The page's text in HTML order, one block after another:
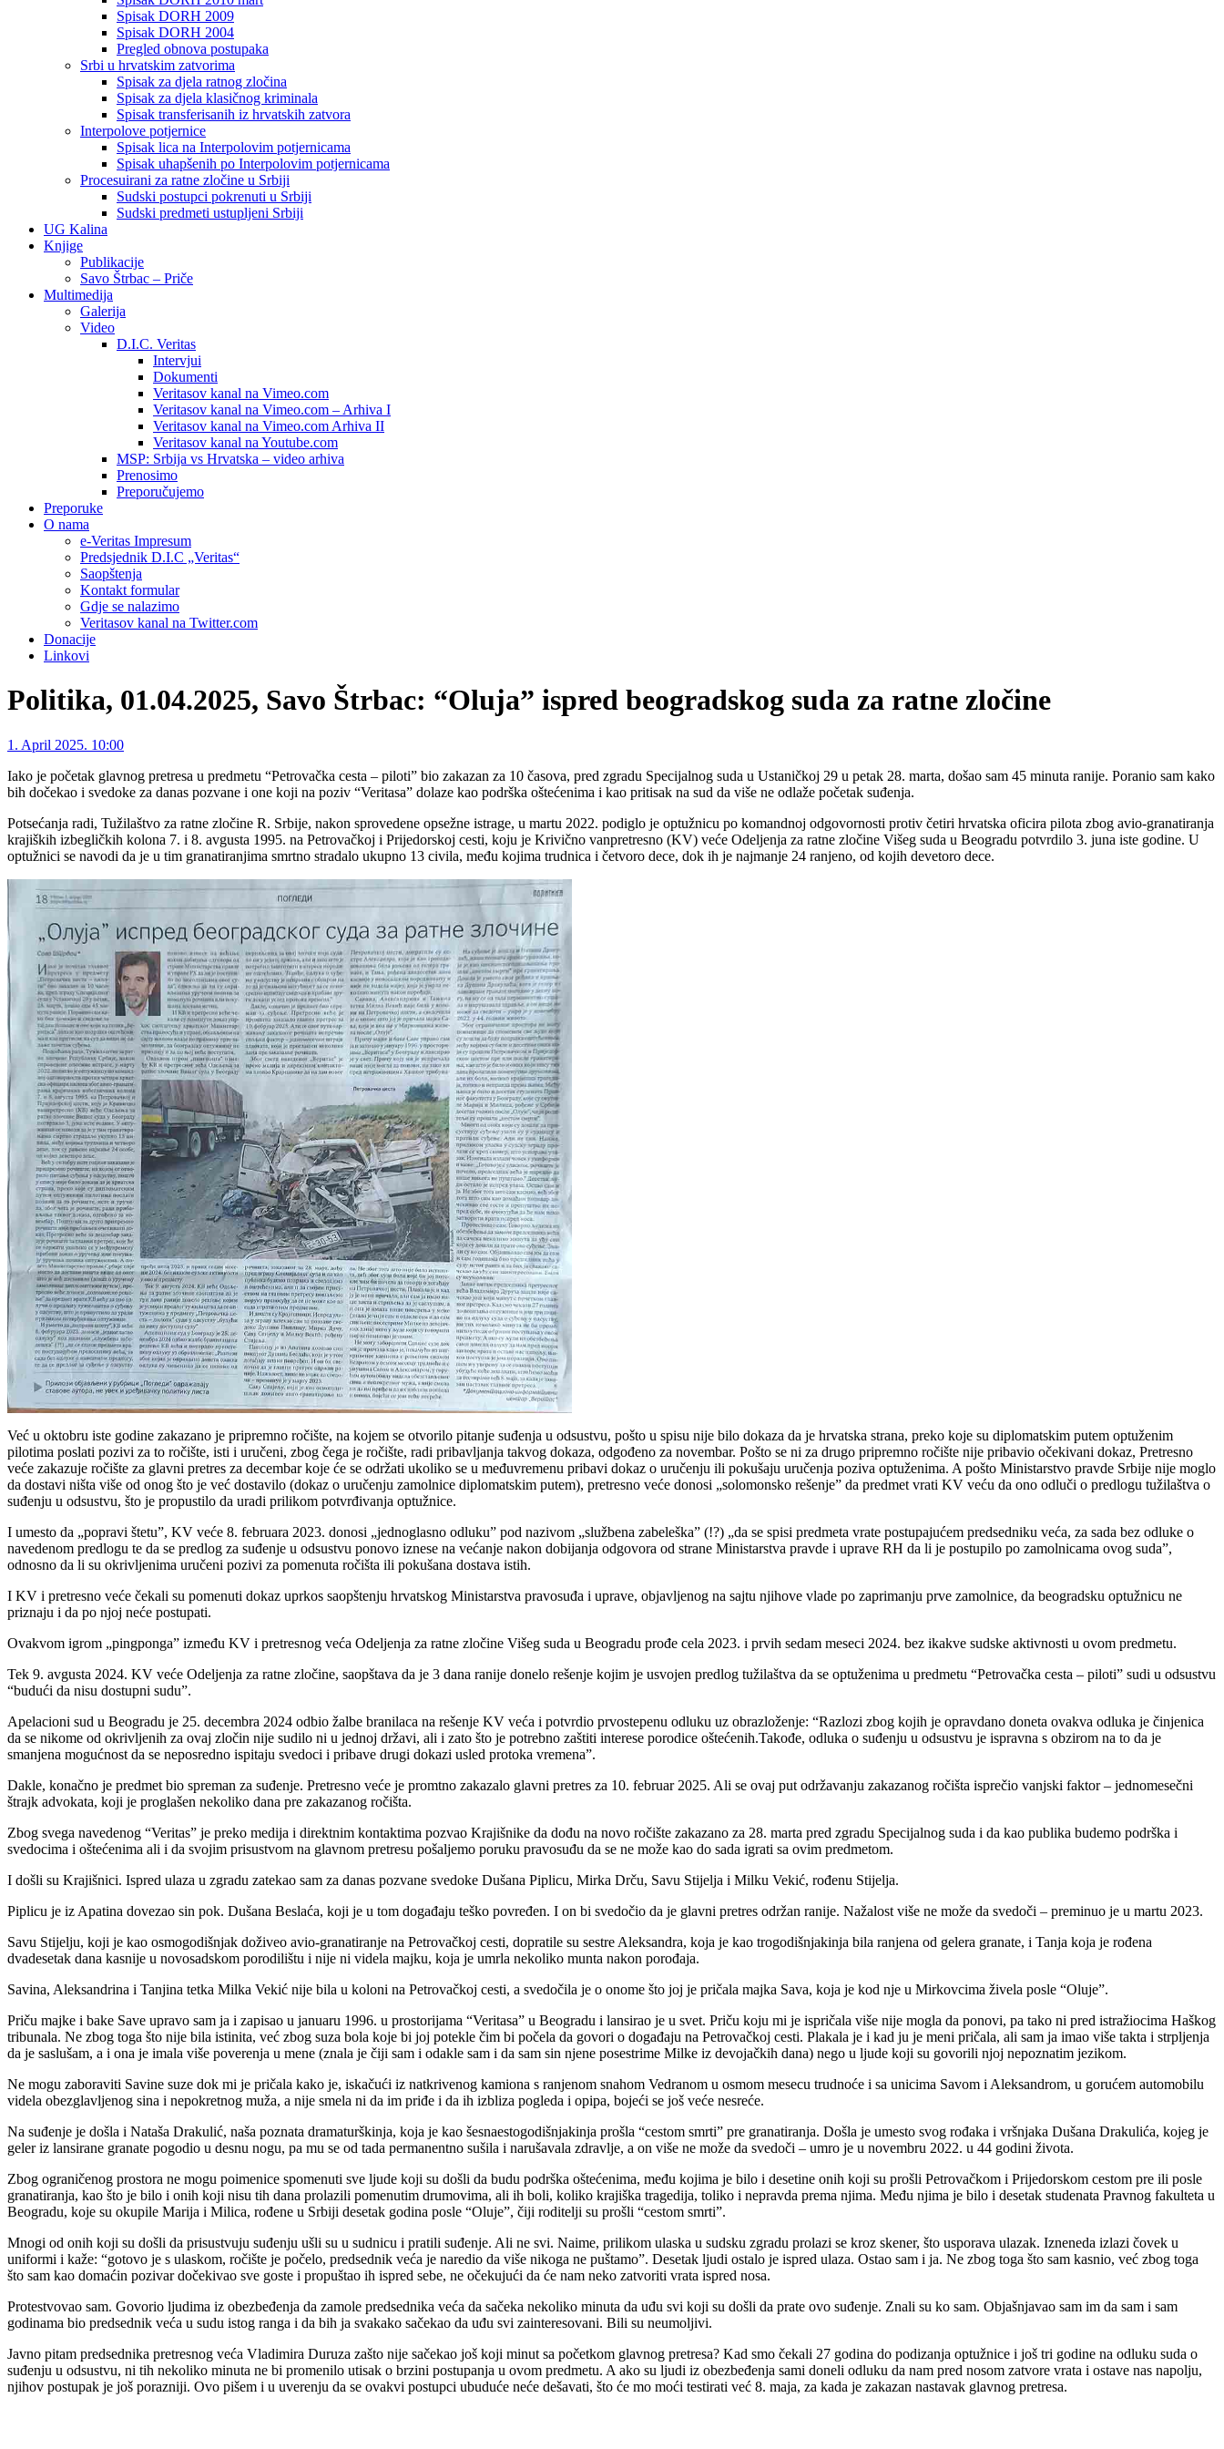
Spisak DORH 2009
Spisak DORH 2004
Pregled obnova postupaka
Srbi u hrvatskim zatvorima
Spisak za djela ratnog zločina
Spisak za djela klasičnog kriminala
Spisak transferisanih iz hrvatskih zatvora
Interpolove potjernice
Spisak lica na Interpolovim potjernicama
Spisak uhapšenih po Interpolovim potjernicama
Procesuirani za ratne zločine u Srbiji
Sudski postupci pokrenuti u Srbiji
Sudski predmeti ustupljeni Srbiji
UG Kalina
Knjige
Publikacije
Savo Štrbac – Priče
Multimedija
Galerija
Video
D.I.C. Veritas
Intervjui
Dokumenti
Veritasov kanal na Vimeo.com
Veritasov kanal na Vimeo.com – Arhiva I
Veritasov kanal na Vimeo.com Arhiva II
Veritasov kanal na Youtube.com
MSP: Srbija vs Hrvatska – video arhiva
Prenosimo
Preporučujemo
Preporuke
O nama
e-Veritas Impresum
Predsjednik D.I.C „Veritas“
Saopštenja
Kontakt formular
Gdje se nalazimo
Veritasov kanal na Twitter.com
Donacije
Linkovi
Politika, 01.04.2025, Savo Štrbac: “Oluja” ispred beogradskog suda za ratne zločine
1. April 2025. 10:00
Iako je početak glavnog pretresa u predmetu “Petrovačka cesta – piloti” bio zakazan za 10 časova, pred zgradu Specijalnog suda u Ustaničkoj 29 u petak 28. marta, došao sam 45 minuta ranije. Poranio sam kako
bih dočekao i svedoke za danas pozvane i one koji na poziv “Veritasa” dolaze kao podrška oštećenima i kao pritisak na sud da više ne odlaže početak suđenja.
Potsećanja radi, Tužilaštvo za ratne zločine R. Srbije, nakon sprovedene opsežne istrage, u martu 2022. podiglo je optužnicu po komandnoj odgovornosti protiv četiri hrvatska oficira pilota zbog avio-granatiranja
krajiških izbegličkih kolona 7. i 8. avgusta 1995. na Petrovačkoj i Prijedorskoj cesti, koju je Krivično vanpretresno (KV) veće Odeljenja za ratne zločine Višeg suda u Beogradu potvrdilo 3. juna iste godine. U
optužnici se navodi da je u tim granatiranjima smrtno stradalo ukupno 13 civila, među kojima trudnica i četvoro dece, dok ih je najmanje 24 ranjeno, od kojih devetoro dece.
Već u oktobru iste godine zakazano je pripremno ročište, na kojem se otvorilo pitanje suđenja u odsustvu, pošto u spisu nije bilo dokaza da je hrvatska strana, preko koje su diplomatskim putem optuženim
pilotima poslati pozivi za to ročište, isti i uručeni, zbog čega je ročište, radi pribavljanja takvog dokaza, odgođeno za novembar. Pošto se ni za drugo pripremno ročište nije pribavio očekivani dokaz, Pretresno
veće zakazuje ročište za glavni pretres za decembar koje će se održati ukoliko se u međuvremenu pribavi dokaz o uručenju ili pokušaju uručenja poziva optuženima. A pošto Ministarstvo pravde Srbije nije moglo
da dostavi ništa više od onog što je već dostavilo (dokaz o uručenju zamolnice diplomatskim putem), pretresno veće donosi „solomonsko rešenje” da predmet vrati KV veću da ono odluči o predlogu tužilaštva o
suđenju u odsustvu, što je propustilo da uradi prilikom potvrđivanja optužnice.
I umesto da „popravi štetu”, KV veće 8. februara 2023. donosi „jednoglasno odluku” pod nazivom „službena zabeleška” (!?) „da se spisi predmeta vrate postupajućem predsedniku veća, za sada bez odluke o
navedenom predlogu te da se predlog za suđenje u odsustvu ponovo iznese na većanje nakon dobijanja odgovora od strane Ministarstva pravde i uprave RH da li je postupilo po zamolnicama ovog suda”,
odnosno da li su okrivljenima uručeni pozivi za pomenuta ročišta ili pokušana dostava istih.
I KV i pretresno veće čekali su pomenuti dokaz uprkos saopštenju hrvatskog Ministarstva pravosuđa i uprave, objavljenog na sajtu njihove vlade po zaprimanju prve zamolnice, da beogradsku optužnicu ne
priznaju i da po njoj neće postupati.
Ovakvom igrom „pingponga” između KV i pretresnog veća Odeljenja za ratne zločine Višeg suda u Beogradu prođe cela 2023. i prvih sedam meseci 2024. bez ikakve sudske aktivnosti u ovom predmetu.
Tek 9. avgusta 2024. KV veće Odeljenja za ratne zločine, saopštava da je 3 dana ranije donelo rešenje kojim je usvojen predlog tužilaštva da se optuženima u predmetu “Petrovačka cesta – piloti” sudi u odsustvu
“budući da nisu dostupni sudu”.
Apelacioni sud u Beogradu je 25. decembra 2024 odbio žalbe branilaca na rešenje KV veća i potvrdio prvostepenu odluku uz obrazloženje: “Razlozi zbog kojih je opravdano doneta ovakva odluka je činjenica
da se nikome od okrivljenih za ovaj zločin nije sudilo ni u jednoj državi, ali i zato što je potrebno zaštiti interese porodice oštećenih.Takođe, odluka o suđenju u odsustvu je ispravna s obzirom na to da je
smanjena mogućnost da se neposredno ispitaju svedoci i pribave drugi dokazi usled protoka vremena”.
Dakle, konačno je predmet bio spreman za suđenje. Pretresno veće je promtno zakazalo glavni pretres za 10. februar 2025. Ali se ovaj put održavanju zakazanog ročišta isprečio vanjski faktor – jednomesečni
štrajk advokata, koji je proglašen nekoliko dana pre zakazanog ročišta.
Zbog svega navedenog “Veritas” je preko medija i direktnim kontaktima pozvao Krajišnike da dođu na novo ročište zakazano za 28. marta pred zgradu Specijalnog suda i da kao publika budemo podrška i
svedocima i oštećenima ali i da svojim prisustvom na glavnom pretresu pošaljemo poruku pravosuđu da se ne može kao do sada igrati sa ovim predmetom.
I došli su Krajišnici. Ispred ulaza u zgradu zatekao sam za danas pozvane svedoke Dušana Piplicu, Mirka Drču, Savu Stijelja i Milku Vekić, rođenu Stijelja.
Piplicu je iz Apatina dovezao sin pok. Dušana Beslaća, koji je u tom događaju teško povređen. I on bi svedočio da je glavni pretres održan ranije. Nažalost više ne može da svedoči – preminuo je u martu 2023.
Savu Stijelju, koji je kao osmogodišnjak doživeo avio-granatiranje na Petrovačkoj cesti, dopratile su sestre Aleksandra, koja je kao trogodišnjakinja bila ranjena od gelera granate, i Tanja koja je rođena
dvadesetak dana kasnije u novosadskom porodilištu i nije ni videla majku, koja je umrla nekoliko munta nakon porođaja.
Savina, Aleksandrina i Tanjina tetka Milka Vekić nije bila u koloni na Petrovačkoj cesti, a svedočila je o onome što joj je pričala majka Sava, koja je kod nje u Mirkovcima živela posle “Oluje”.
Priču majke i bake Save upravo sam ja i zapisao u januaru 1996. u prostorijama “Veritasa” u Beogradu i lansirao je u svet. Priču koju mi je ispričala više nije mogla da ponovi, pa tako ni pred istražiocima Haškog
tribunala. Ne zbog toga što nije bila istinita, već zbog suza bola koje bi joj potekle čim bi počela da govori o događaju na Petrovačkoj cesti. Plakala je i kad ju je meni pričala, ali sam ja imao više takta i strpljenja
da je saslušam, a i ona je imala više poverenja u mene (znala je čiji sam i odakle sam i da sam sin njene posestrime Milke iz devojačkih dana) nego u ljude koji su govorili njoj nepoznatim jezikom.
Ne mogu zaboraviti Savine suze dok mi je pričala kako je, iskačući iz natkrivenog kamiona s ranjenom snahom Vedranom u osmom mesecu trudnoće i sa unicima Savom i Aleksandrom, u gorućem automobilu
videla obezglavljenog sina i nepokretnog muža, a nije smela ni da im priđe i da ih izbliza pogleda i opipa, bojeći se još veće nesreće.
Na suđenje je došla i Nataša Drakulić, naša poznata dramaturškinja, koja je kao šesnaestogodišnjakinja prošla “cestom smrti” pre granatiranja. Došla je umesto svog rođaka i vršnjaka Dušana Drakulića, kojeg je
geler iz lansirane granate pogodio u desnu nogu, pa mu se od tada permanentno sušila i narušavala zdravlje, a on više ne može da svedoči – umro je u novembru 2022. u 44 godini života.
Zbog ograničenog prostora ne mogu poimenice spomenuti sve ljude koji su došli da budu podrška oštećenima, među kojima je bilo i desetine onih koji su prošli Petrovačkom i Prijedorskom cestom pre ili posle
granatiranja, kao što je bilo i onih koji nisu tih dana prolazili pomenutim drumovima, ali ih boli, koliko krajiška tragedija, toliko i nepravda prema njima. Među njima je bilo i desetak studenata Pravnog fakulteta u
Beogradu, koje su okupile Marija i Milica, rođene u Srbiji desetak godina posle “Oluje”, čiji roditelji su prošli “cestom smrti”.
Mnogi od onih koji su došli da prisustvuju suđenju ušli su u sudnicu i pratili suđenje. Ali ne svi. Naime, prilikom ulaska u sudsku zgradu prolazi se kroz skener, što usporava ulazak. Izneneda izlazi čovek u
uniformi i kaže: “gotovo je s ulaskom, ročište je počelo, predsednik veća je naredio da više nikoga ne puštamo”. Desetak ljudi ostalo je ispred ulaza. Ostao sam i ja. Ne zbog toga što sam kasnio, već zbog toga
što sam kao domaćin pozivar dočekivao sve goste i propuštao ih ispred sebe, ne očekujući da će nam neko zatvoriti vrata ispred nosa.
Protestvovao sam. Govorio ljudima iz obezbeđenja da zamole predsednika veća da sačeka nekoliko minuta da uđu svi koji su došli da prate ovo suđenje. Znali su ko sam. Objašnjavao sam im da sam i sam
godinama bio predsednik veća u sudu istog ranga i da bih ja svakako sačekao da uđu svi zainteresovani. Bili su neumoljivi.
Javno pitam predsednika pretresnog veća Vladimira Duruza zašto nije sačekao još koji minut sa početkom glavnog pretresa? Kad smo čekali 27 godina do podizanja optužnice i još tri godine na odluku suda o
suđenju u odsustvu, ni tih nekoliko minuta ne bi promenilo utisak o brzini postupanja u ovom predmetu. A ako su ljudi iz obezbeđenja sami doneli odluku da nam pred nosom zatvore vrata i ostave nas napolju,
njihov postupak je još porazniji. Ovo pišem i u uverenju da se ovakvi postupci ubuduće neće dešavati, što će mo moći testirati već 8. maja, za kada je zakazan nastavak glavnog pretresa.